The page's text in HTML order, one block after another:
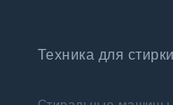
Техника для стирки